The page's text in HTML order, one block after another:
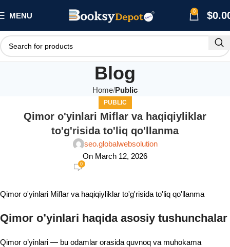
MENU 0 $
Blog
Home Public
PUBLIC
Qimor o'yinlari Miflar va haqiqiyliklar
to'g'risida to'liq qo'llanma
seo.globalwebsolution
On March 12, 2026
0
Qimor o'yinlari Miflar va haqiqiyliklar to'g'risida to'liq qo'llanma
Qimor o’yinlari haqida asosiy tushunchalar
Qimor o’yinlari — bu odamlar orasida quvnoq va muhokama